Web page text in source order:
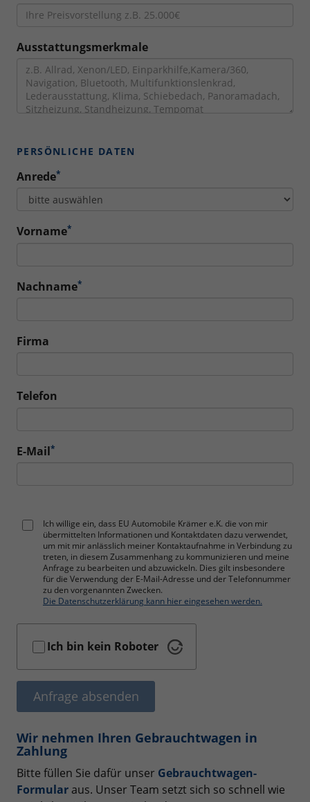
Ausstattungsmerkmale
PERSÖNLICHE DATEN
Anrede*
Vorname*
Nachname*
Firma
Telefon
E-Mail*
Ich willige ein, dass EU Automobile Krämer e.K. die von mir
übermittelten Informationen und Kontaktdaten dazu verwendet,
um mit mir anlässlich meiner Kontaktaufnahme in Verbindung zu
treten, in diesem Zusammenhang zu kommunizieren und meine
Anfrage zu bearbeiten und abzuwickeln. Dies gilt insbesondere
für die Verwendung der E-Mail-Adresse und der Telefonnummer
zu den vorgenannten Zwecken.
Die Datenschutzerklärung kann hier eingesehen werden.
Ich bin kein Roboter
Anfrage absenden
Wir nehmen Ihren Gebrauchtwagen in
Zahlung
Bitte füllen Sie dafür unser Gebrauchtwagen-
Formular aus. Unser Team setzt sich so schnell wie